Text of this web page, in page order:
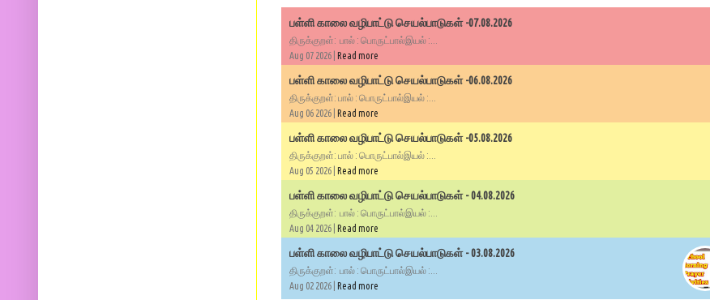
பள்ளி காலை வழிபாட்டு செயல்பாடுகள் -07.08.2026
திருக்குறள்: பால் : பொருட்பால்இயல் :...
Aug 07 2026 | Read more
பள்ளி காலை வழிபாட்டு செயல்பாடுகள் -06.08.2026
திருக்குறள்: பால் : பொருட்பால்இயல் :...
Aug 06 2026 | Read more
பள்ளி காலை வழிபாட்டு செயல்பாடுகள் -05.08.2026
திருக்குறள்: பால் : பொருட்பால்இயல் :...
Aug 05 2026 | Read more
பள்ளி காலை வழிபாட்டு செயல்பாடுகள் - 04.08.2026
திருக்குறள்: பால் : பொருட்பால்இயல் :...
Aug 04 2026 | Read more
பள்ளி காலை வழிபாட்டு செயல்பாடுகள் - 03.08.2026
திருக்குறள்: பால் : பொருட்பால்இயல் :...
Aug 02 2026 | Read more